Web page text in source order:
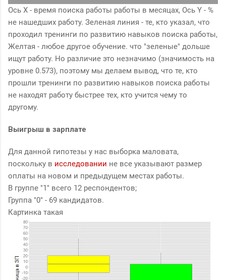
Ось X - время поиска работы работы в месяцах, Ось Y - %
не нашедших работу. Зеленая линия - те, кто указал, что
проходил тренинги по развитию навыков поиска работы,
Желтая - любое другое обучение. что "зеленые" дольше
ищут работу. Но различие это незначимо (значимость на
уровне 0.573), поэтому мы делаем вывод, что те, кто
прошли тренинги по развитию навыков поиска работы
не находят работу быстрее тех, кто учится чему то
другому.
Выигрыш в зарплате
Для данной гипотезы у нас выборка маловата,
поскольку в исследовании не все указывают размер
оплаты на новом и предыдущем местах работы.
В группе "1" всего 12 респондентов;
Группа "0" - 69 кандидатов.
Картинка такая